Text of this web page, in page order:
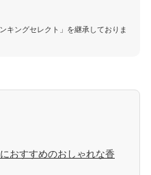
キングセレクト」を継承しておりま
おすすめのおしゃれな香